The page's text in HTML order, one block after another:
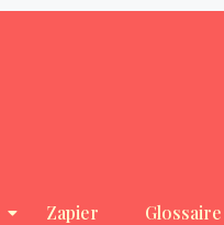
Zapier Glossaire